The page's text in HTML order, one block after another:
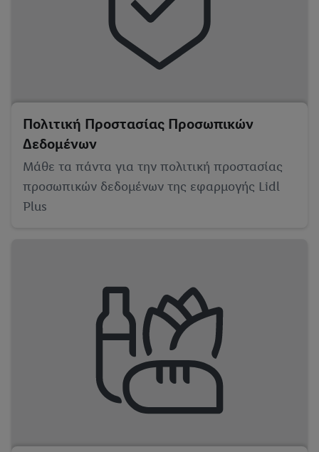
Πολιτική Προστασίας Προσωπικών
Δεδομένων
Μάθε τα πάντα για την πολιτική προστασίας
προσωπικών δεδομένων της εφαρμογής Lidl
Plus